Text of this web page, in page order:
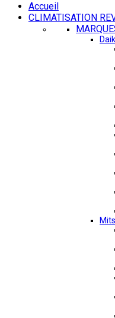
Accueil
CLIMATISATION